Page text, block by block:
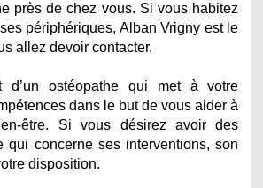
près de chez vous. Si vous habitez
périphériques, Alban Vrigny est le
allez devoir contacter.
d’un ostéopathe qui met à votre
dans le but de vous aider à
être. Si vous désirez avoir des
qui concerne ses interventions, son
disposition.